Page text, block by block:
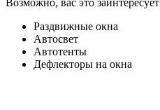
Раздвижные окна
Автосвет
Автотенты
Дефлекторы на окна